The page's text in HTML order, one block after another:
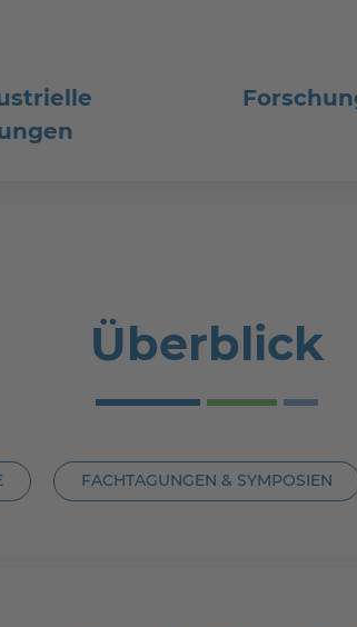
Überblick
FACHTAGUNGEN & SYMPOSIEN